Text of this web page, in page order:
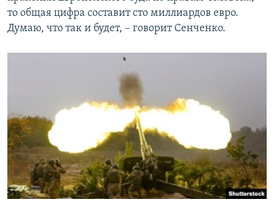
то общая цифра составит сто миллиардов евро.
Думаю, что так и будет, – говорит Сенченко.